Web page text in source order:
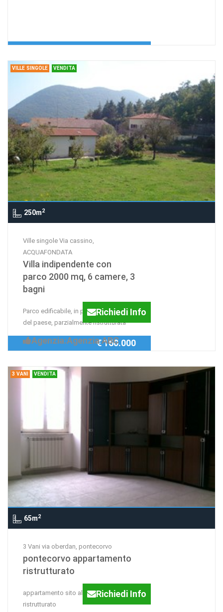
VILLE SINGOLE VENDITA
250m2
Ville singole Via cassino,
ACQUAFONDATA
Villa indipendente con
parco 2000 mq, 6 camere, 3
bagni
Parco edificabile, in posizione centrale
del paese, parzialmente ristrutturata
Richiedi Info
Agenzia:Agenzia ABC
€ 160.000
3 VANI VENDITA
65m2
3 Vani via oberdan, pontecorvo
pontecorvo appartamento
ristrutturato
appartamento sito al 1p. totalmente
ristrutturato
Richiedi Info